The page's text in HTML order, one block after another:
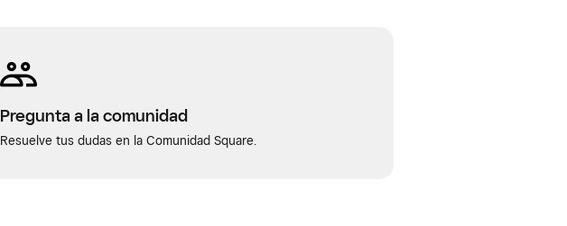
Pregunta a la comunidad
Resuelve tus dudas en la Comunidad Square.